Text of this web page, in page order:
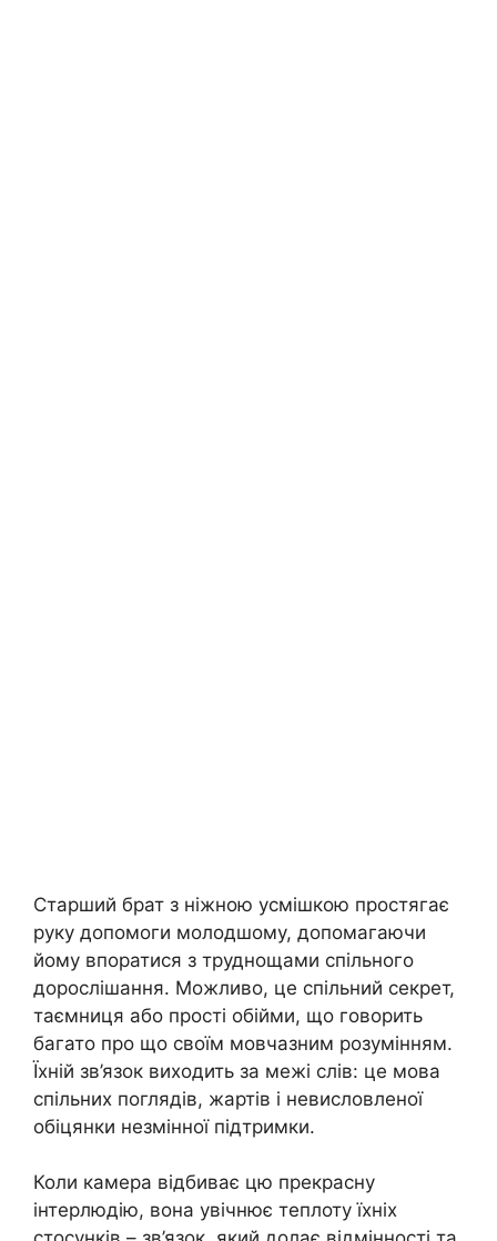
Старший брат з ніжною усмішкою простягає
руку допомоги молодшому, допомагаючи
йому впоратися з труднощами спільного
дорослішання. Можливо, це спільний секрет,
таємниця або прості обійми, що говорить
багато про що своїм мовчазним розумінням.
Їхній зв’язок виходить за межі слів: це мова
спільних поглядів, жартів і невисловленої
обіцянки незмінної підтримки.
Коли камера відбиває цю прекрасну
інтерлюдію, вона увічнює теплоту їхніх